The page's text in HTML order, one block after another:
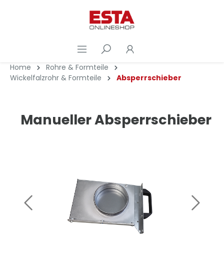
Home
Rohre & Formteile
Wickelfalzrohr & Formteile
Absperrschieber
Manueller Absperrschieber